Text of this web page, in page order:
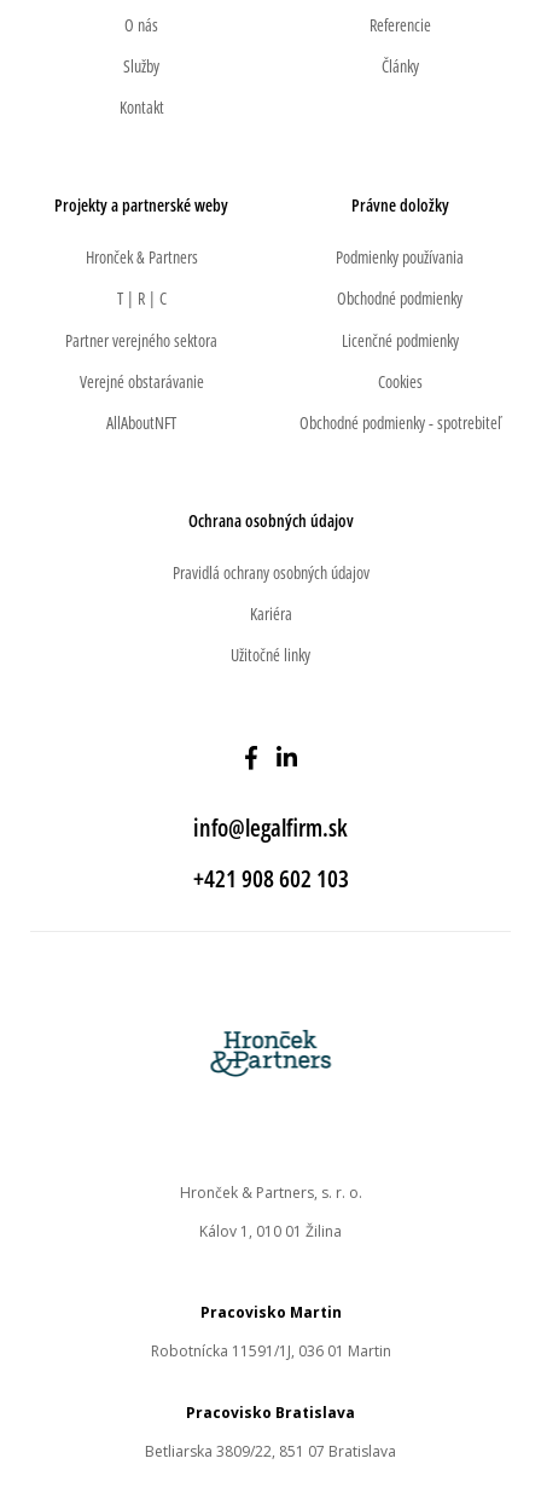
O nás
Služby
Kontakt
Referencie
Články
Projekty a partnerské weby
Hronček & Partners
T | R | C
Partner verejného sektora
Verejné obstarávanie
AllAboutNFT
Právne doložky
Podmienky používania
Obchodné podmienky
Licenčné podmienky
Cookies
Obchodné podmienky - spotrebiteľ
Ochrana osobných údajov
Pravidlá ochrany osobných údajov
Kariéra
Užitočné linky
info@legalfirm.sk
+421 908 602 103
Pracovisko Martin
Robotnícka 11591/1J, 036 01 Martin
Hronček & Partners, s. r. o.
Kálov 1, 010 01 Žilina
Pracovisko Bratislava
Betliarska 3809/22, 851 07 Bratislava